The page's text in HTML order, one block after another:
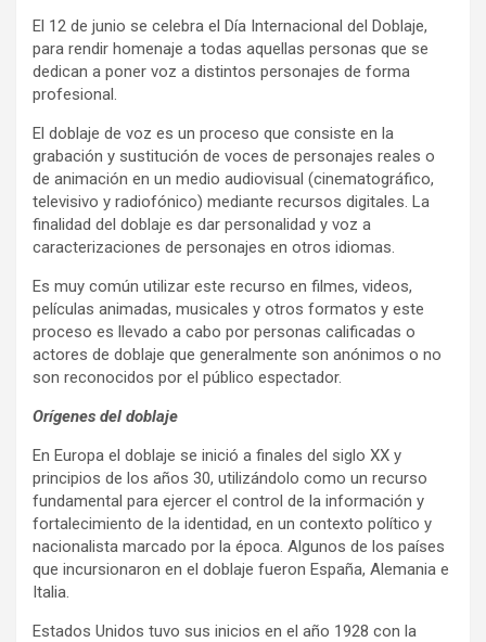
El 12 de junio se celebra el Día Internacional del Doblaje,
para rendir homenaje a todas aquellas personas que se
dedican a poner voz a distintos personajes de forma
profesional.
El doblaje de voz es un proceso que consiste en la
grabación y sustitución de voces de personajes reales o
de animación en un medio audiovisual (cinematográfico,
televisivo y radiofónico) mediante recursos digitales. La
finalidad del doblaje es dar personalidad y voz a
caracterizaciones de personajes en otros idiomas.
Es muy común utilizar este recurso en filmes, videos,
películas animadas, musicales y otros formatos y este
proceso es llevado a cabo por personas calificadas o
actores de doblaje que generalmente son anónimos o no
son reconocidos por el público espectador.
Orígenes del doblaje
En Europa el doblaje se inició a finales del siglo XX y
principios de los años 30, utilizándolo como un recurso
fundamental para ejercer el control de la información y
fortalecimiento de la identidad, en un contexto político y
nacionalista marcado por la época. Algunos de los países
que incursionaron en el doblaje fueron España, Alemania e
Italia.
Estados Unidos tuvo sus inicios en el año 1928 con la